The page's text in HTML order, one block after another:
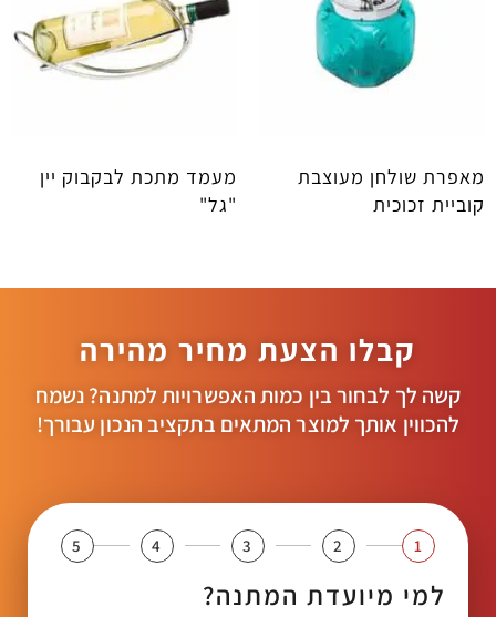
מאפרת שולחן מעוצבת
קוביית זכוכית
מעמד מתכת לבקבוק יין
"גל"
קבלו הצעת מחיר מהירה
קשה לך לבחור בין כמות האפשרויות למתנה? נשמח
להכווין אותך למוצר המתאים בתקציב הנכון עבורך!
1
2
3
4
5
למי מיועדת המתנה?